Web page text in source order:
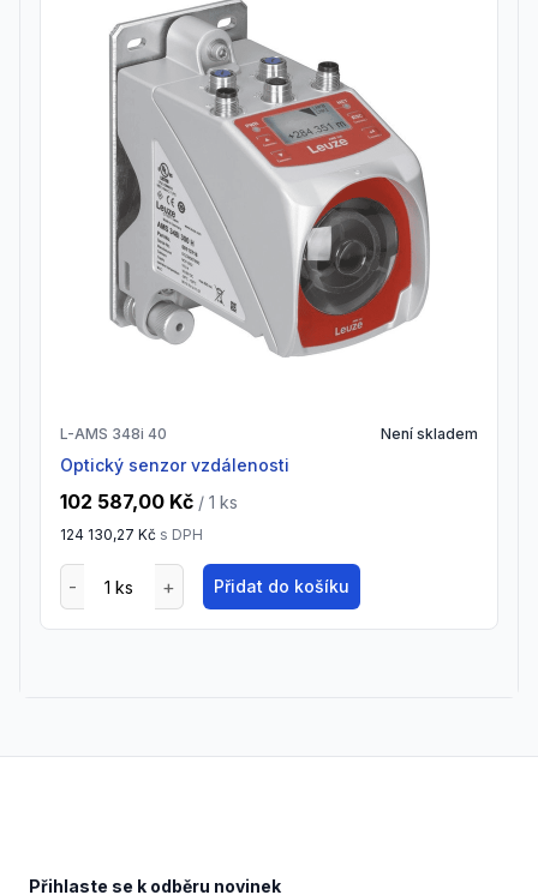
L-AMS 348i 40 Není skladem
Optický senzor vzdálenosti
102 587,00 Kč / 1 ks
124 130,27 Kč s DPH
Přidat do košíku
Přihlaste se k odběru novinek